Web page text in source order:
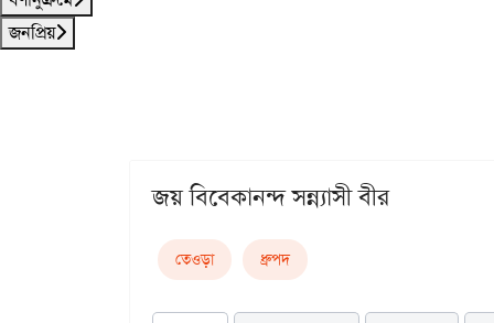
জনপ্রিয়
জয় বিবেকানন্দ সন্ন্যাসী বীর
তেওড়া ধ্রুপদ